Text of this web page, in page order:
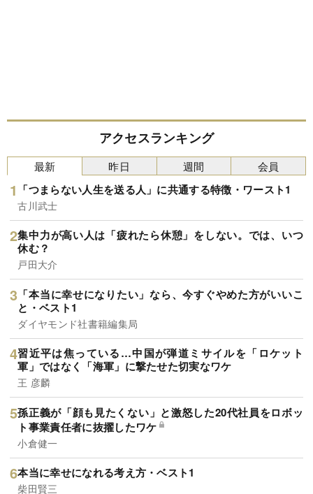
アクセスランキング
最新
「つまらない人生を送る人」に共通する特徴・ワースト1
古川武士
集中力が高い人は「疲れたら休憩」をしない。では、いつ
休む？
戸田大介
「本当に幸せになりたい」なら、今すぐやめた方がいいこ
と・ベスト1
ダイヤモンド社書籍編集局
習近平は焦っている…中国が弾道ミサイルを「ロケット
軍」ではなく「海軍」に撃たせた切実なワケ
王 彦麟
孫正義が「顔も見たくない」と激怒した20代社員をロボッ
ト事業責任者に抜擢したワケ
小倉健一
本当に幸せになれる考え方・ベスト1
柴田賢三
昨日 週間 会員